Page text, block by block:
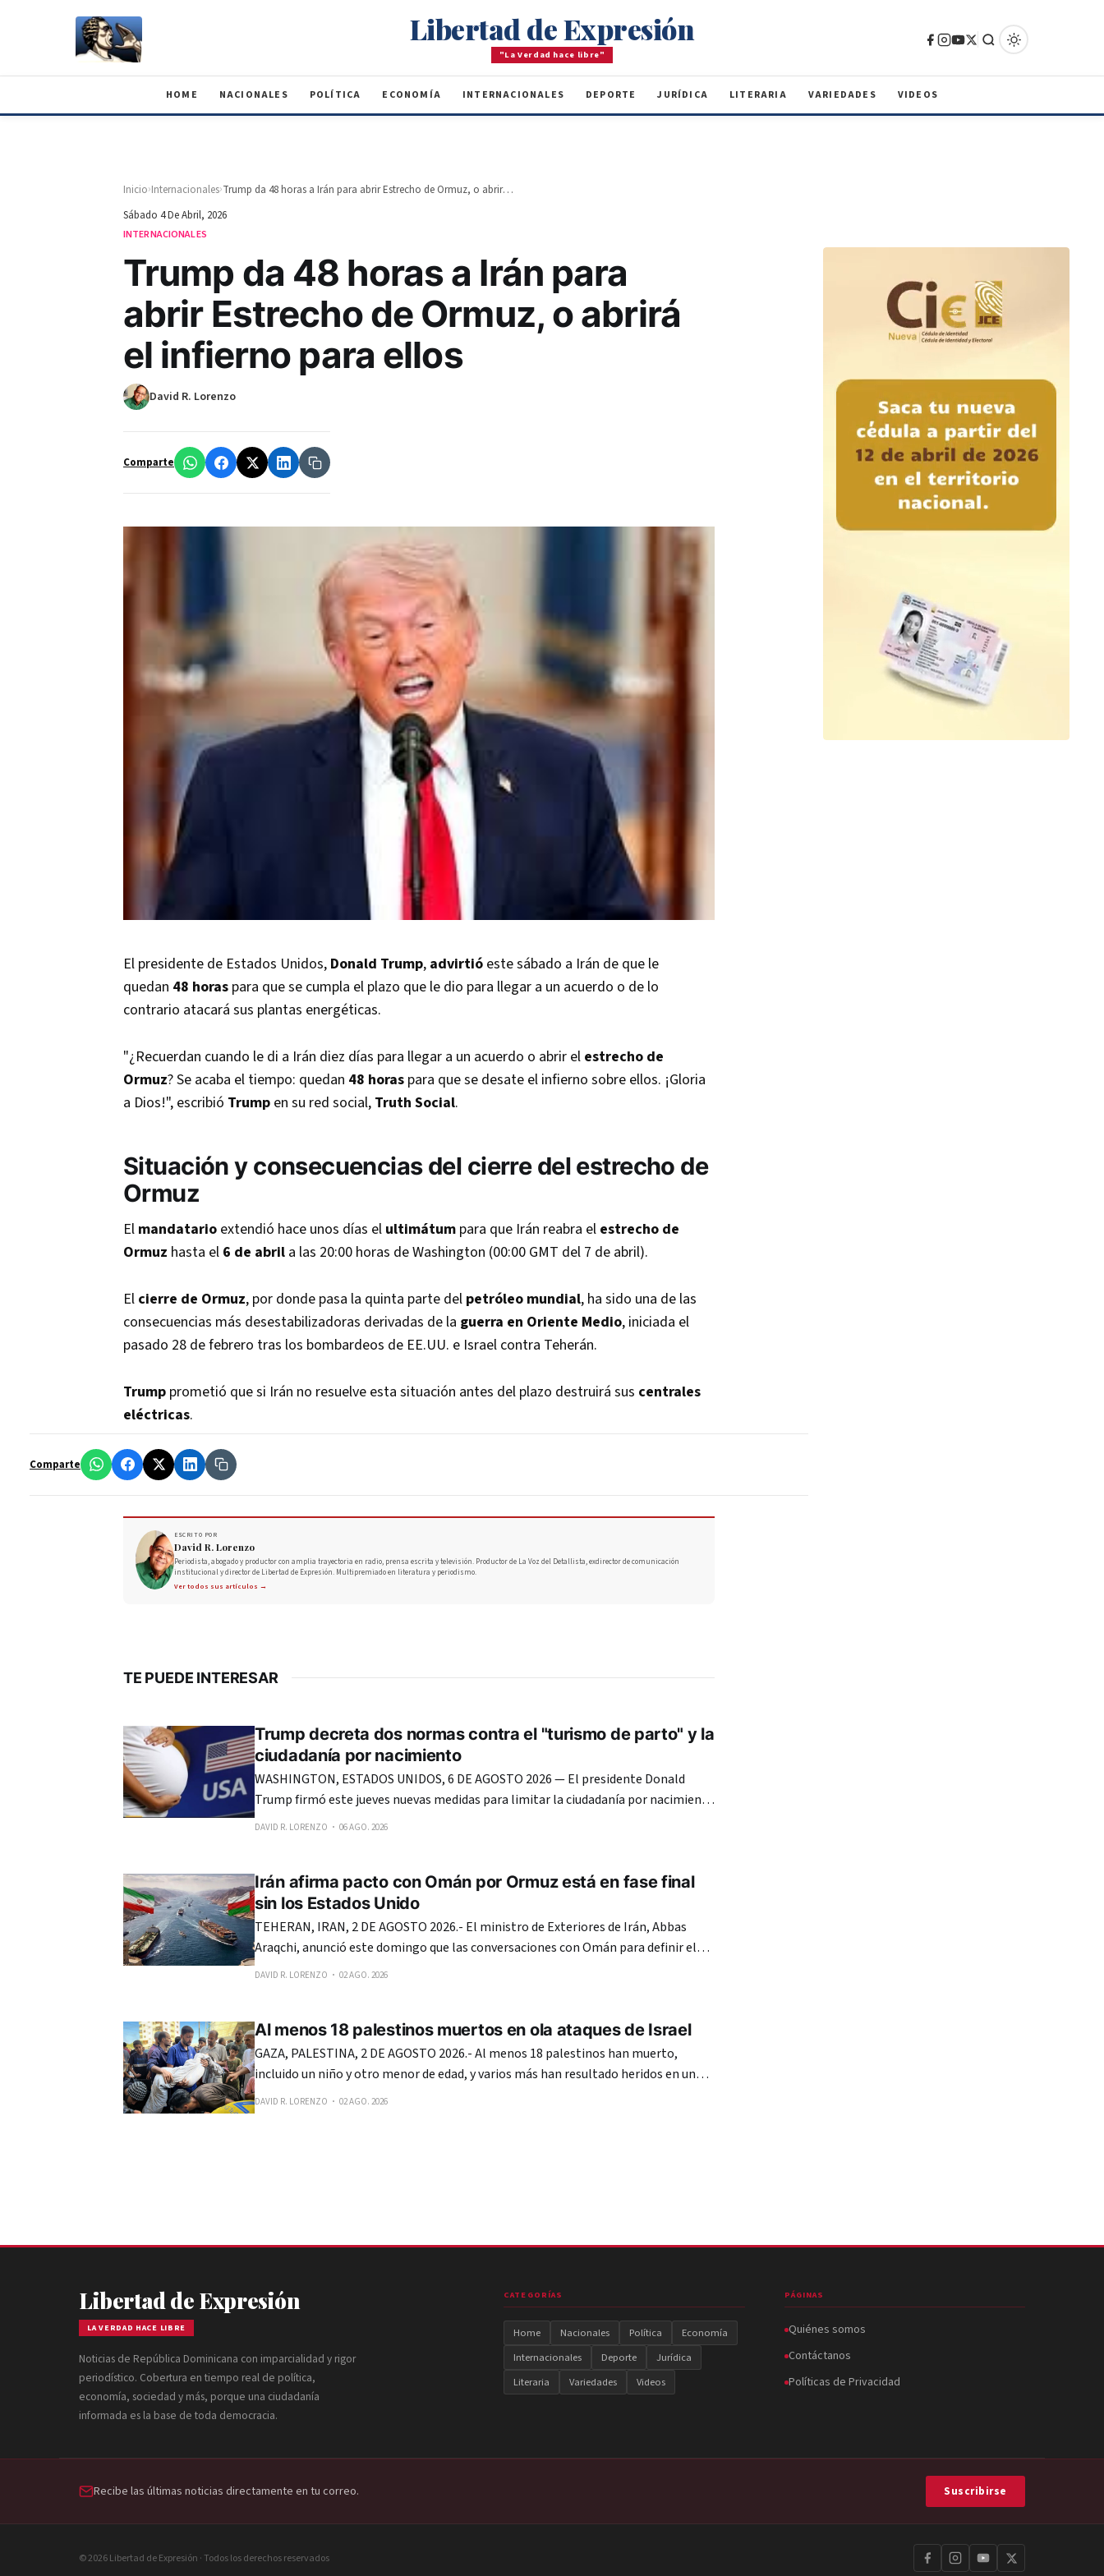
Libertad de Expresión
"La Verdad hace libre"
HOME NACIONALES POLÍTICA ECONOMÍA INTERNACIONALES DEPORTE JURÍDICA LITERARIA VARIEDADES VIDEOS
Inicio›Internacionales›
Trump da 48 horas a Irán para abrir Estrecho de Ormuz, o abrirá el infierno para ellos
Sábado 4 De Abril, 2026
INTERNACIONALES
Trump da 48 horas a Irán para
abrir Estrecho de Ormuz, o abrirá
el infierno para ellos
David R. Lorenzo
Comparte
El presidente de Estados Unidos, Donald Trump, advirtió este sábado a Irán de que le
quedan 48 horas para que se cumpla el plazo que le dio para llegar a un acuerdo o de lo
contrario atacará sus plantas energéticas.
"¿Recuerdan cuando le di a Irán diez días para llegar a un acuerdo o abrir el estrecho de
Ormuz? Se acaba el tiempo: quedan 48 horas para que se desate el infierno sobre ellos. ¡Gloria
a Dios!", escribió Trump en su red social, Truth Social.
Situación y consecuencias del cierre del estrecho de
Ormuz
El mandatario extendió hace unos días el ultimátum para que Irán reabra el estrecho de
Ormuz hasta el 6 de abril a las 20:00 horas de Washington (00:00 GMT del 7 de abril).
El cierre de Ormuz, por donde pasa la quinta parte del petróleo mundial, ha sido una de las
consecuencias más desestabilizadoras derivadas de la guerra en Oriente Medio, iniciada el
pasado 28 de febrero tras los bombardeos de EE.UU. e Israel contra Teherán.
Trump prometió que si Irán no resuelve esta situación antes del plazo destruirá sus centrales
eléctricas.
Comparte
ESCRITO POR
David R. Lorenzo
Periodista, abogado y productor con amplia trayectoria en radio, prensa escrita y televisión. Productor de La Voz del Detallista, exdirector de comunicación
institucional y director de Libertad de Expresión. Multipremiado en literatura y periodismo.
Ver todos sus artículos →
TE PUEDE INTERESAR
Trump decreta dos normas contra el "turismo de parto" y la
ciudadanía por nacimiento
WASHINGTON, ESTADOS UNIDOS, 6 DE AGOSTO 2026 — El presidente Donald
Trump firmó este jueves nuevas medidas para limitar la ciudadanía por nacimiento
en Estados Unidos, dejando claro que mantiene su ofensiva migratoria pese al
DAVID R. LORENZO 06 AGO. 2026
Irán afirma pacto con Omán por Ormuz está en fase final
sin los Estados Unido
TEHERAN, IRAN, 2 DE AGOSTO 2026.- El ministro de Exteriores de Irán, Abbas
Araqchi, anunció este domingo que las conversaciones con Omán para definir el
estatus del estrecho de Ormuz entraron en su «fase final» y reiteró que Estados
DAVID R. LORENZO 02 AGO. 2026
Al menos 18 palestinos muertos en ola ataques de Israel
GAZA, PALESTINA, 2 DE AGOSTO 2026.- Al menos 18 palestinos han muerto,
incluido un niño y otro menor de edad, y varios más han resultado heridos en una
nueva serie de ataques ejecutados en la madrugada de este domingo por el
DAVID R. LORENZO 02 AGO. 2026
Libertad de Expresión
LA VERDAD HACE LIBRE
Noticias de República Dominicana con imparcialidad y rigor
periodístico. Cobertura en tiempo real de política,
economía, sociedad y más, porque una ciudadanía
informada es la base de toda democracia.
CATEGORÍAS
Home Nacionales Política
Economía
Internacionales
Deporte
Jurídica
Literaria
Variedades Videos
PÁGINAS
Quiénes somos
Contáctanos
Políticas de Privacidad
Recibe las últimas noticias directamente en tu correo. Suscribirse
© 2026 Libertad de Expresión · Todos los derechos reservados